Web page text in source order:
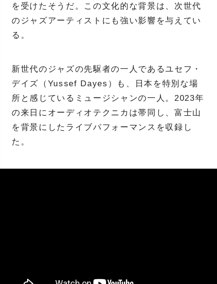
を受けたそうだ。この文化的な背景は、次世代
のジャズアーティストにも強い影響を与えてい
る。
新世代のジャズの先駆者の一人であるユセフ・
デイズ（Yussef Dayes）も、日本を特別な場
所と感じているミュージシャンの一人。2023年
の来日にオーディオテクニカは帯同し、富士山
を背景にしたライブパフォーマンスを収録し
た。